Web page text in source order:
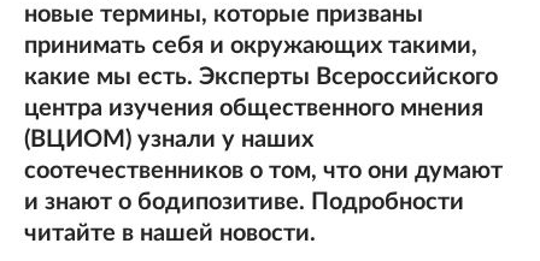
новые термины, которые призваны
принимать себя и окружающих такими,
какие мы есть. Эксперты Всероссийского
центра изучения общественного мнения
(ВЦИОМ) узнали у наших
соотечественников о том, что они думают
и знают о бодипозитиве. Подробности
читайте в нашей новости.